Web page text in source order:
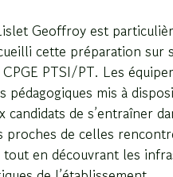
Geoffroy est
cette préparation sur
PTSI/PT. Les
pédagogiques mis à
candidats de s’entraîner
proches de celles
en découvrant les